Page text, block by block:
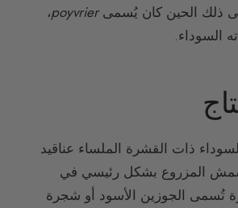
ذلك الحين كان يُسمىpoyvrier،
السوداء.
ذات القشرة الملساء عناقيد
المزروع بشكل رئيسي في
تُسمى الجوزين الأسود أو شجرة